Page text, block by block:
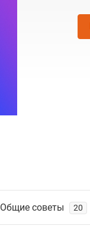
Общие советы 20